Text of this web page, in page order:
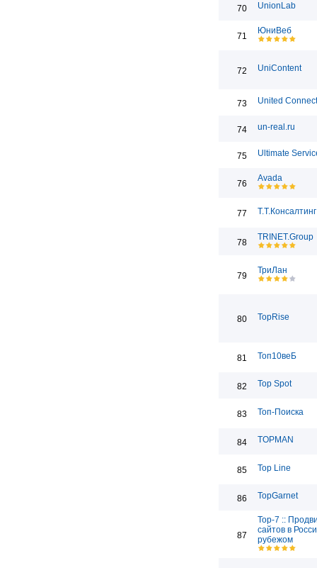
70 UnionLab
71
ЮниВеб
72 UniContent
73 United
74 un-real.ru
75 Ultimate
76
Avada
77 Т.Т.Консалтинг
78
TRINET.Group
79
ТриЛан
80 TopRise
81 Топ10веБ
82 Top Spot
83 Топ-Поиска
84 TOPMAN
85 Top Line
86 TopGarnet
87
Top-7 ::
сайтов в
рубежом